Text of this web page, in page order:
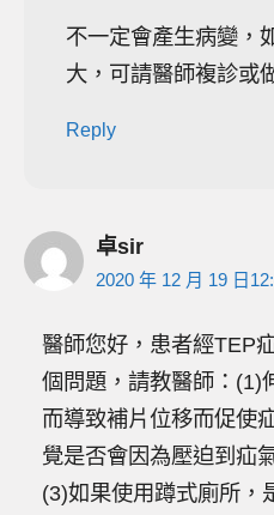
不一定會產生病變，
大，可請醫師複診或
Reply
卓sir
2020 年 12 月 19 日
醫師您好，患者經TEP
個問題，請教醫師：(1)
而導致補片位移而促使
覺是否會因為壓迫到疝
(3)如果使用蹲式廁所，